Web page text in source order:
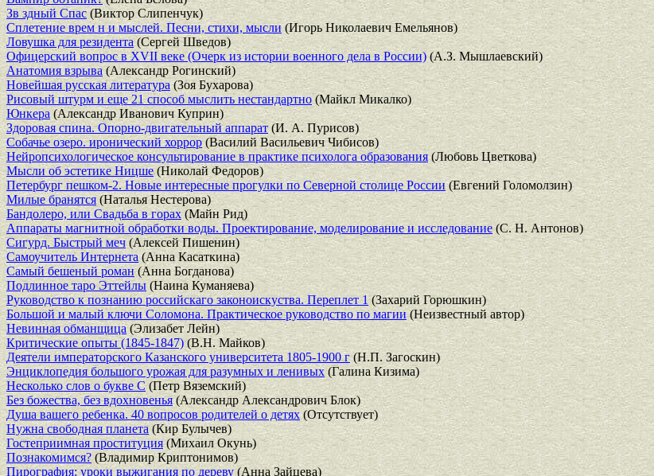
Зв здный Спас (Виктор Слипенчук)
Сплетение врем н и мыслей. Песни, стихи, мысли(Игорь Николаевич Емельянов)
Ловушка для резидента(Сергей Шведов)
Офицерский вопрос в XVII веке (Очерк из истории военного дела в России) (А.З. Мышлаевский)
Анатомия взрыва(Александр Рогинский)
Новейшая русская литература(Зоя Бухарова)
Рисовый штурм и еще 21 способ мыслить нестандартно(Майкл Микалко)
Юнкера (Александр Иванович Куприн)
Здоровая спина. Опорно-двигательный аппарат (И. А. Пурисов)
Собачье озеро. иронический хоррор (Василий Васильевич Чибисов)
Нейропсихологическое консультирование в практике психолога образования(Любовь Цветкова)
Мысли об эстетике Ницше(Николай Федоров)
Петербург пешком-2. Новые интересные прогулки по Северной столице России (Евгений Голомолзин)
Милые бранятся (Наталья Нестерова)
Бандолеро, или Свадьба в горах (Майн Рид)
Аппараты магнитной обработки воды. Проектирование, моделирование и исследование (С. Н. Антонов)
Сигурд. Быстрый меч(Алексей Пишенин)
Самоучитель Интернета (Анна Касаткина)
Самый бешеный роман(Анна Богданова)
Подлинное таро Эттейлы(Наина Куманяева)
Руководство к познанию российскаго законоискуства. Переплет 1 (Захарий Горюшкин)
Большой и малый ключи Соломона. Практическое руководство по магии(Неизвестный автор)
Невинная обманщица(Элизабет Лейн)
Критические опыты (1845-1847)(В.Н. Майков)
Деятели императорского Казанского университета 1805-1900 г(Н.П. Загоскин)
Энциклопедия большого урожая для разумных и ленивых (Галина Кизима)
Несколько слов о букве С(Петр Вяземский)
Без божества, без вдохновенья(Александр Александрович Блок)
Душа вашего ребенка. 40 вопросов родителей о детях (Отсутствует)
Нужна свободная планета(Кир Булычев)
Гостеприимная проституция(Михаил Окунь)
Познакомимся? (Владимир Криптонимов)
Пирография: уроки выжигания по дереву(Анна Зайцева)